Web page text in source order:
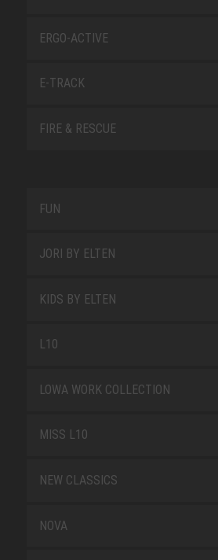
ERGO-ACTIVE
E-TRACK
FIRE & RESCUE
FUN
JORI BY ELTEN
KIDS BY ELTEN
L10
LOWA WORK COLLECTION
MISS L10
NEW CLASSICS
NOVA